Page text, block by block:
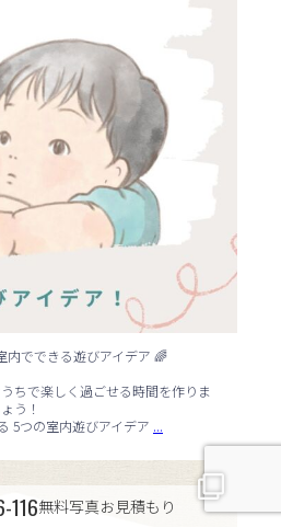
内でできる遊びアイデア 🌈
ちで楽しく過ごせる時間を作りま
う！
5つの室内遊びアイデア ...
116無料写真お見積もり